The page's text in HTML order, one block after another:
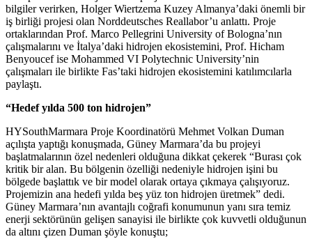
bilgiler verirken, Holger Wiertzema Kuzey Almanya’daki önemli bir
iş birliği projesi olan Norddeutsches Reallabor’u anlattı. Proje
ortaklarından Prof. Marco Pellegrini University of Bologna’nın
çalışmalarını ve İtalya’daki hidrojen ekosistemini, Prof. Hicham
Benyoucef ise Mohammed VI Polytechnic University’nin
çalışmaları ile birlikte Fas’taki hidrojen ekosistemini katılımcılarla
paylaştı.
“Hedef yılda 500 ton hidrojen”
HYSouthMarmara Proje Koordinatörü Mehmet Volkan Duman
açılışta yaptığı konuşmada, Güney Marmara’da bu projeyi
başlatmalarının özel nedenleri olduğuna dikkat çekerek “Burası çok
kritik bir alan. Bu bölgenin özelliği nedeniyle hidrojen işini bu
bölgede başlattık ve bir model olarak ortaya çıkmaya çalışıyoruz.
Projemizin ana hedefi yılda beş yüz ton hidrojen üretmek” dedi.
Güney Marmara’nın avantajlı coğrafi konumunun yanı sıra temiz
enerji sektörünün gelişen sanayisi ile birlikte çok kuvvetli olduğunun
da altını çizen Duman şöyle konuştu;